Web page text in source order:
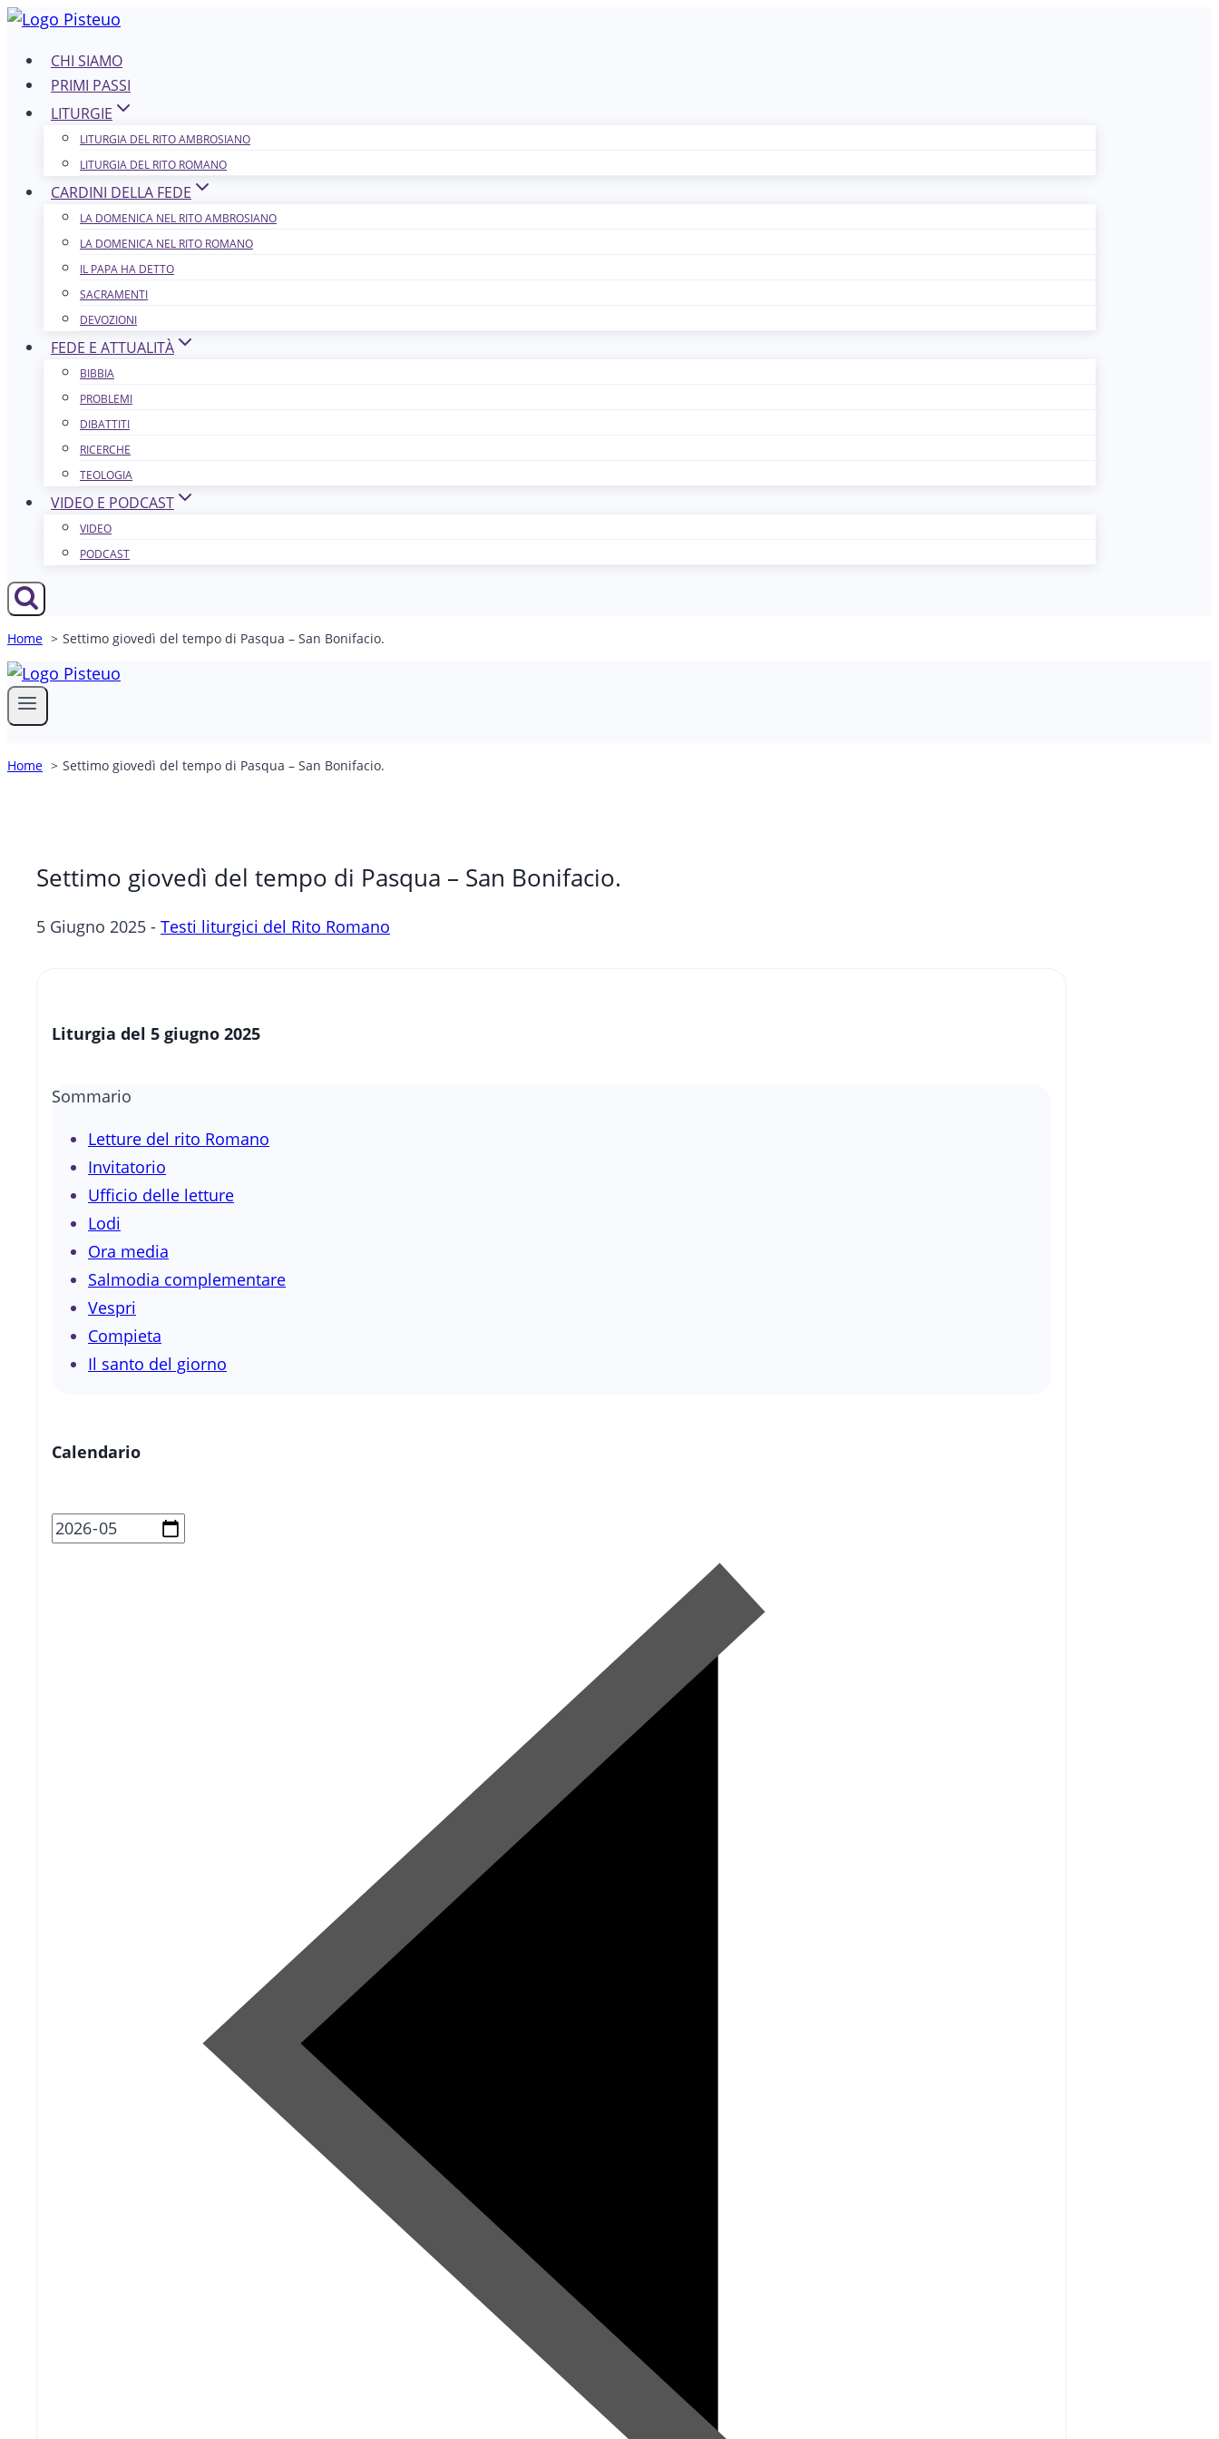
Salta
contenutoCHI SIAMO
PRIMI PASSI
LITURGIE
LITURGIA DEL RITO AMBROSIANO
LITURGIA DEL RITO ROMANO
CARDINI DELLA FEDE
LA DOMENICA NEL R​​​​​​ITO AMBROSIANO
LA DOMENICA NEL RITO ROMANO
IL PAPA HA DETTO
SACRAMENTI
DEVOZIONI
FEDE E ATTUALITÀ
BIBBIA
PROBLEMI
DIBATTITI
RICERCHE
TEOLOGIA
VIDEO E PODCAST
VIDEO
PODCAST
Home Settimo giovedì del tempo di Pasqua – San Bonifacio.
Home Settimo giovedì del tempo di Pasqua – San Bonifacio.
Settimo giovedì del tempo di Pasqua – San Bonifacio.
5 Giugno 2025 - Testi liturgici del Rito Romano
Liturgia del 5 giugno 2025
Sommario
Letture del rito Romano
Invitatorio
Ufficio delle letture
Lodi
Ora media
Salmodia complementare
Vespri
Compieta
Il santo del giorno
Calendario